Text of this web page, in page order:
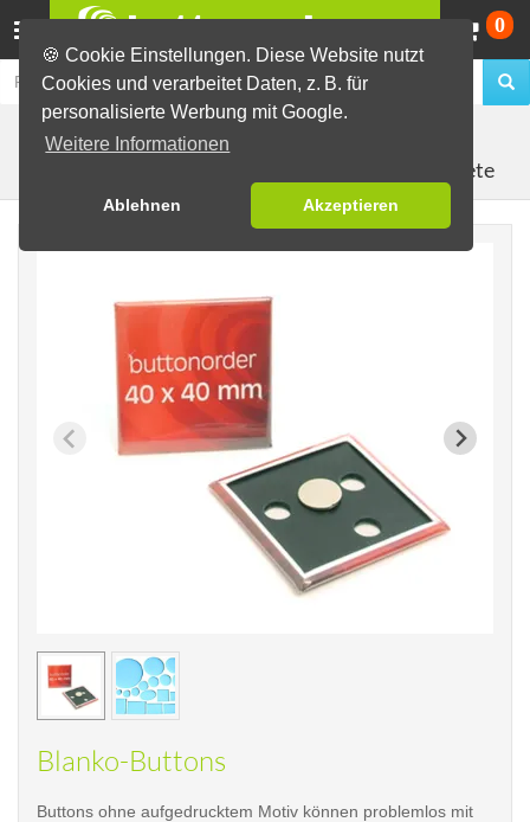
🍪 Cookie Einstellungen. Diese Website nutzt
Cookies und verarbeitet Daten, z. B. für
personalisierte Werbung mit Google.
Weitere Informationen
Ablehnen Akzeptieren
0
Fertig-Sortiment Blanko-Buttons
Kühlschrankmagnete
< /picture>
Blanko-Buttons
Buttons ohne aufgedrucktem Motiv können problemlos mit